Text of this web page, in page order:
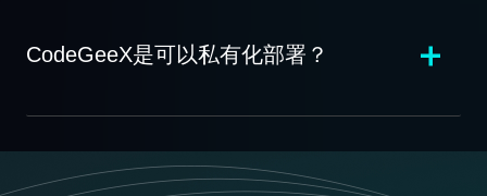
CodeGeeX是可以私有化部署？